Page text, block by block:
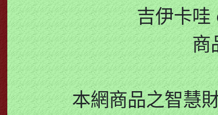
吉伊卡
商
本網商品之智慧